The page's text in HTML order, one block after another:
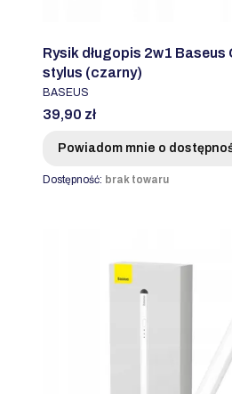
Rysik długopis 2w1 Baseus
stylus (czarny)
PRODUCENT
BASEUS
Cena
39,90 zł
Powiadom mnie o
Dostępność: brak towaru